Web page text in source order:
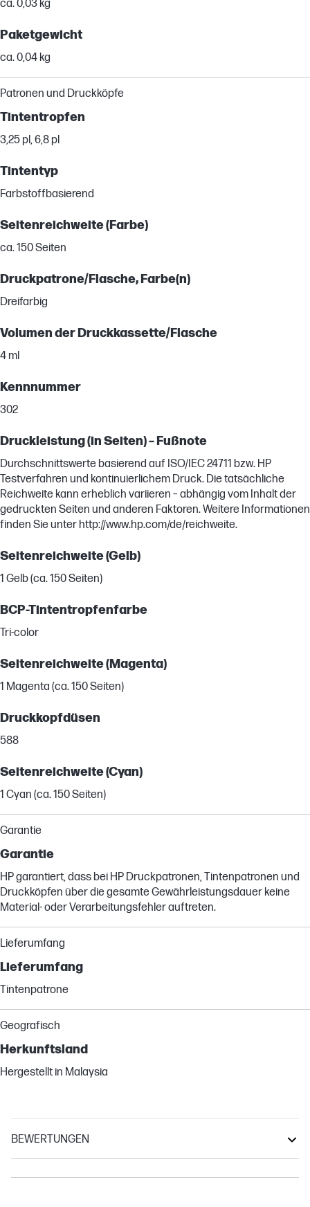
ca. 0,03 kg
Paketgewicht
ca. 0,04 kg
Patronen und Druckköpfe
Tintentropfen
3,25 pl, 6,8 pl
Tintentyp
Farbstoffbasierend
Seitenreichweite (Farbe)
ca. 150 Seiten
Druckpatrone/Flasche, Farbe(n)
Dreifarbig
Volumen der Druckkassette/Flasche
4 ml
Kennnummer
302
Druckleistung (in Seiten) – Fußnote
Durchschnittswerte basierend auf ISO/IEC 24711 bzw. HP
Testverfahren und kontinuierlichem Druck. Die tatsächliche
Reichweite kann erheblich variieren – abhängig vom Inhalt der
gedruckten Seiten und anderen Faktoren. Weitere Informationen
finden Sie unter http://www.hp.com/de/reichweite.
Seitenreichweite (Gelb)
1 Gelb (ca. 150 Seiten)
BCP-Tintentropfenfarbe
Tri-color
Seitenreichweite (Magenta)
1 Magenta (ca. 150 Seiten)
Druckkopfdüsen
588
Seitenreichweite (Cyan)
1 Cyan (ca. 150 Seiten)
Garantie
Garantie
HP garantiert, dass bei HP Druckpatronen, Tintenpatronen und
Druckköpfen über die gesamte Gewährleistungsdauer keine
Material- oder Verarbeitungsfehler auftreten.
Lieferumfang
Lieferumfang
Tintenpatrone
Geografisch
Herkunftsland
Hergestellt in Malaysia
BEWERTUNGEN
OfficeJet
Envy